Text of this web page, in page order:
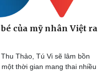
của mỹ nhân Việt ra
Thảo, Tú Vi sẽ lâm bồn
thời gian mang thai nhiều